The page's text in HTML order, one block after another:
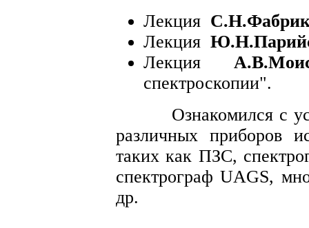
Лекция
Лекция
Лекция
спектроскопии".
Ознакомился с
различных приборов
таких как ПЗС,
спектрограф UAGS,
др.